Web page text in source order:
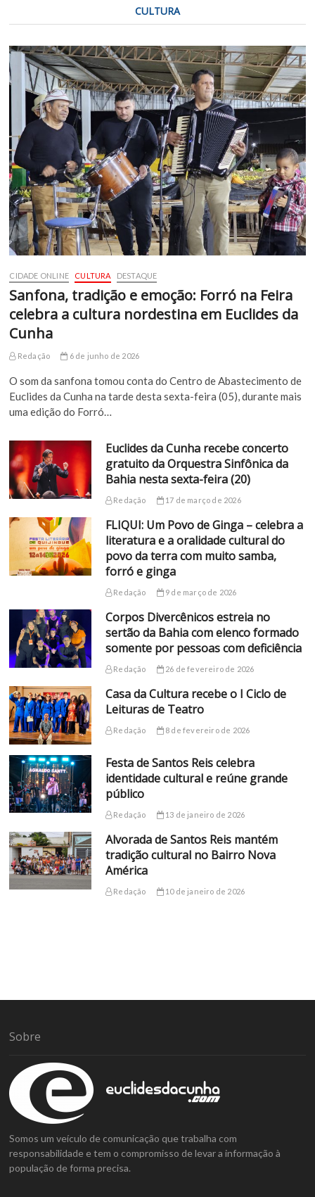
CULTURA
CIDADE ONLINE CULTURA DESTAQUE
Sanfona, tradição e emoção: Forró na Feira
celebra a cultura nordestina em Euclides da
Cunha
Redação 6 de junho de 2026
O som da sanfona tomou conta do Centro de Abastecimento de
Euclides da Cunha na tarde desta sexta-feira (05), durante mais
uma edição do Forró…
Euclides da Cunha recebe concerto
gratuito da Orquestra Sinfônica da
Bahia nesta sexta-feira (20)
Redação 17 de março de 2026
FLIQUI: Um Povo de Ginga – celebra a
literatura e a oralidade cultural do
povo da terra com muito samba,
forró e ginga
Redação 9 de março de 2026
Corpos Divercênicos estreia no
sertão da Bahia com elenco formado
somente por pessoas com deficiência
Redação 26 de fevereiro de 2026
Casa da Cultura recebe o I Ciclo de
Leituras de Teatro
Redação 8 de fevereiro de 2026
Festa de Santos Reis celebra
identidade cultural e reúne grande
público
Redação 13 de janeiro de 2026
Alvorada de Santos Reis mantém
tradição cultural no Bairro Nova
América
Redação 10 de janeiro de 2026
Sobre
Somos um veículo de comunicação que trabalha com
responsabilidade e tem o compromisso de levar a informação à
população de forma precisa.